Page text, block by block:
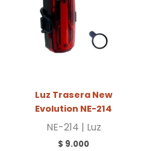
Luz Trasera New
Evolution NE-214
NE-214 | Luz
$ 9.000